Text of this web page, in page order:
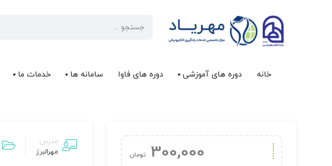
خانه دوره های آموزشی دوره های فاوا سامانه ها خدمات ما
مدرس
مهرالبرز
300,000 تومان